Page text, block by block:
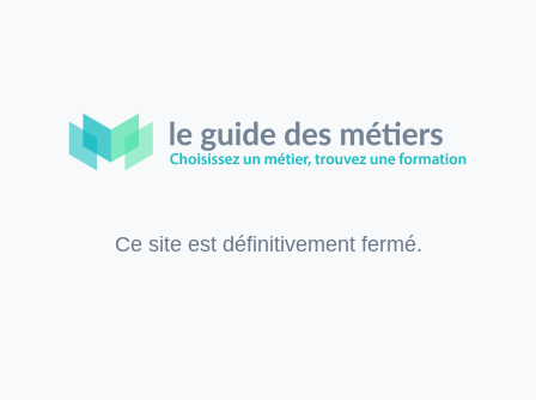
Ce site est définitivement fermé.